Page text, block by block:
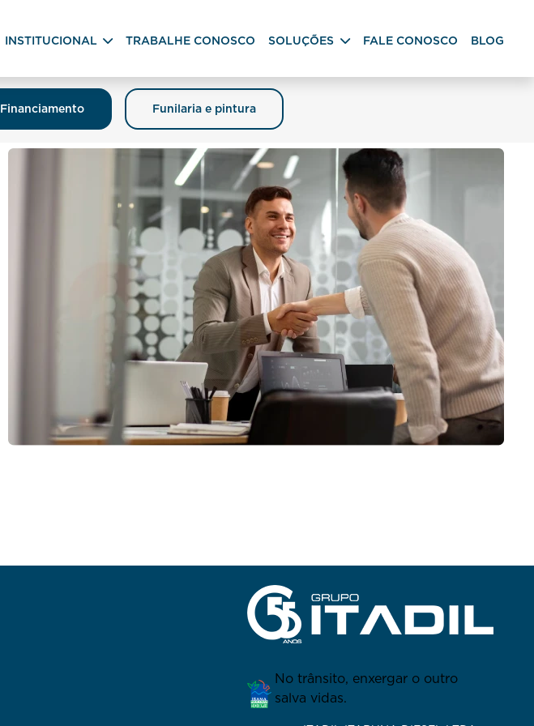
INSTITUCIONAL TRABALHE CONOSCO SOLUÇÕES FALE CONOSCO BLOG
Financiamento Funilaria e pintura
No trânsito, enxergar o outro
salva vidas.